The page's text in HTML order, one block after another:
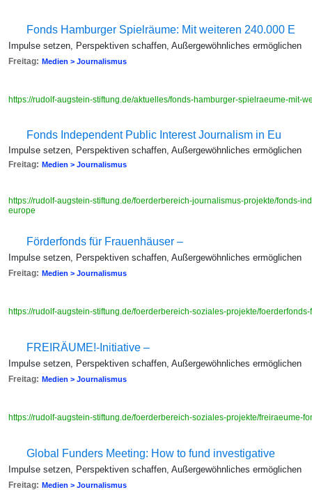
Fonds Hamburger Spielräume: Mit weiteren 240.000 E
Impulse setzen, Perspektiven schaffen, Außergewöhnliches ermöglichen
Freitag: Medien > Journalismus
https://rudolf-augstein-stiftung.de/aktuelles/fonds-hamburger-spielraeume-mit-
Fonds Independent Public Interest Journalism in Eu
Impulse setzen, Perspektiven schaffen, Außergewöhnliches ermöglichen
Freitag: Medien > Journalismus
https://rudolf-augstein-stiftung.de/foerderbereich-journalismus-projekte/fonds-
europe
Förderfonds für Frauenhäuser –
Impulse setzen, Perspektiven schaffen, Außergewöhnliches ermöglichen
Freitag: Medien > Journalismus
https://rudolf-augstein-stiftung.de/foerderbereich-soziales-projekte/
FREIRÄUME!-Initiative –
Impulse setzen, Perspektiven schaffen, Außergewöhnliches ermöglichen
Freitag: Medien > Journalismus
https://rudolf-augstein-stiftung.de/foerderbereich-soziales-projekte/freiraeume-
Global Funders Meeting: How to fund investigative
Impulse setzen, Perspektiven schaffen, Außergewöhnliches ermöglichen
Freitag: Medien > Journalismus